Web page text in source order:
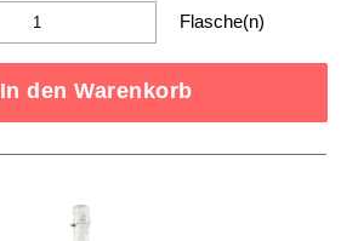
Flasche(n)
In den Warenkorb